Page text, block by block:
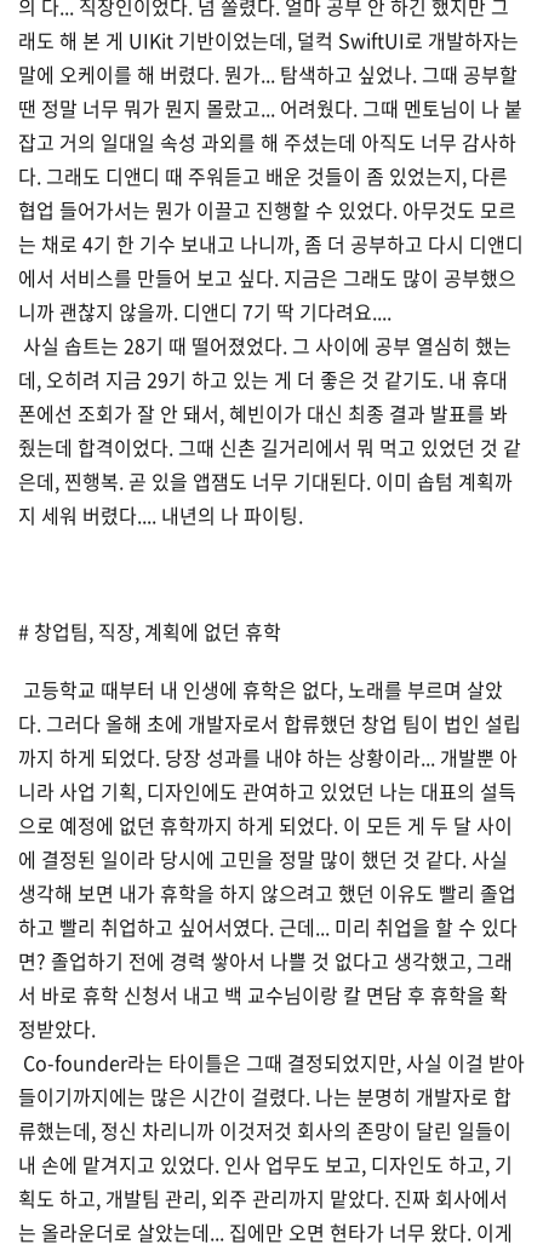
의 다... 직장인이었다. 넘 쫄렸다. 얼마 공부 안 하긴 했지만 그
래도 해 본 게 UIKit 기반이었는데, 덜컥 SwiftUI로 개발하자는
말에 오케이를 해 버렸다. 뭔가... 탐색하고 싶었나. 그때 공부할
땐 정말 너무 뭐가 뭔지 몰랐고... 어려웠다. 그때 멘토님이 나 붙
잡고 거의 일대일 속성 과외를 해 주셨는데 아직도 너무 감사하
다. 그래도 디앤디 때 주워듣고 배운 것들이 좀 있었는지, 다른
협업 들어가서는 뭔가 이끌고 진행할 수 있었다. 아무것도 모르
는 채로 4기 한 기수 보내고 나니까, 좀 더 공부하고 다시 디앤디
에서 서비스를 만들어 보고 싶다. 지금은 그래도 많이 공부했으
니까 괜찮지 않을까. 디앤디 7기 딱 기다려요....
사실 솝트는 28기 때 떨어졌었다. 그 사이에 공부 열심히 했는
데, 오히려 지금 29기 하고 있는 게 더 좋은 것 같기도. 내 휴대
폰에선 조회가 잘 안 돼서, 혜빈이가 대신 최종 결과 발표를 봐
줬는데 합격이었다. 그때 신촌 길거리에서 뭐 먹고 있었던 것 같
은데, 찐행복. 곧 있을 앱잼도 너무 기대된다. 이미 솝텀 계획까
지 세워 버렸다.... 내년의 나 파이팅.
# 창업팀, 직장, 계획에 없던 휴학
고등학교 때부터 내 인생에 휴학은 없다, 노래를 부르며 살았
다. 그러다 올해 초에 개발자로서 합류했던 창업 팀이 법인 설립
까지 하게 되었다. 당장 성과를 내야 하는 상황이라... 개발뿐 아
니라 사업 기획, 디자인에도 관여하고 있었던 나는 대표의 설득
으로 예정에 없던 휴학까지 하게 되었다. 이 모든 게 두 달 사이
에 결정된 일이라 당시에 고민을 정말 많이 했던 것 같다. 사실
생각해 보면 내가 휴학을 하지 않으려고 했던 이유도 빨리 졸업
하고 빨리 취업하고 싶어서였다. 근데... 미리 취업을 할 수 있다
면? 졸업하기 전에 경력 쌓아서 나쁠 것 없다고 생각했고, 그래
서 바로 휴학 신청서 내고 백 교수님이랑 칼 면담 후 휴학을 확
정받았다.
Co-founder라는 타이틀은 그때 결정되었지만, 사실 이걸 받아
들이기까지에는 많은 시간이 걸렸다. 나는 분명히 개발자로 합
류했는데, 정신 차리니까 이것저것 회사의 존망이 달린 일들이
내 손에 맡겨지고 있었다. 인사 업무도 보고, 디자인도 하고, 기
획도 하고, 개발팀 관리, 외주 관리까지 맡았다. 진짜 회사에서
는 올라운더로 살았는데... 집에만 오면 현타가 너무 왔다. 이게